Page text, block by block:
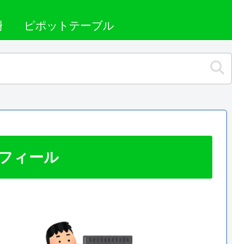
ピポットテーブル
ィール